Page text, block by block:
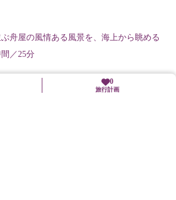
舟屋の風情ある風景を、海上から眺める
／25分
0
旅行計画